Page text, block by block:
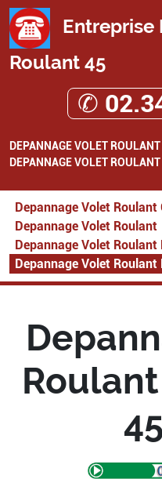
Entreprise
Roulant 45
✆
DEPANNAGE VOLET
DEPANNAGE VOLET ROULANT
Depannage Volet Roulant
Depannage Volet Roulant
Depannage Volet Roulant
Depannage Volet